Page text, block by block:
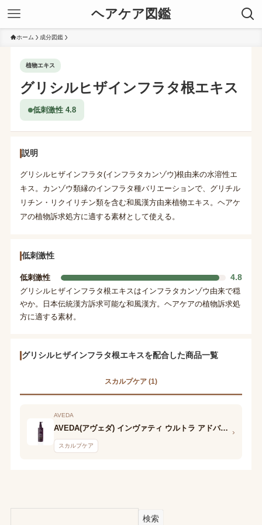
ヘアケア図鑑
ホーム 成分図鑑
植物エキス
グリシルヒザインフラタ根エキス
低刺激性 4.8
説明
グリシルヒザインフラタ(インフラタカンゾウ)根由来の水溶性エ
キス。カンゾウ類縁のインフラタ種バリエーションで、グリチル
リチン・リクイリチン類を含む和風漢方由来植物エキス。ヘアケ
アの植物訴求処方に適する素材として使える。
低刺激性
低刺激性 4.8
グリシルヒザインフラタ根エキスはインフラタカンゾウ由来で穏
やか。日本伝統漢方訴求可能な和風漢方。ヘアケアの植物訴求処
方に適する素材。
グリシルヒザインフラタ根エキスを配合した商品一覧
スカルプケア (1)
AVEDA
AVEDA(アヴェダ) インヴァティ ウルトラ アドバンス スカルプ セラム
スカルプケア
›
検索